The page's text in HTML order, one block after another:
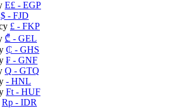
E£ - EGP
$ - FJD
£ - FKP
₾ - GEL
₵ - GHS
₣ - GNF
Q - GTQ
- HNL
Ft - HUF
Rp - IDR